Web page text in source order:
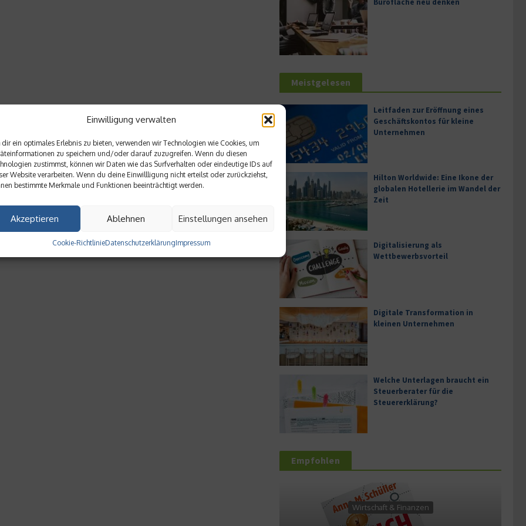
Einwilligung verwalten
dir ein optimales Erlebnis zu bieten, verwenden wir Technologien wie Cookies, um
zu speichern und/oder darauf zuzugreifen. Wenn du diesen
zustimmst, können wir Daten wie das Surfverhalten oder eindeutige IDs auf
Website verarbeiten. Wenn du deine Einwillligung nicht erteilst oder zurückziehst,
bestimmte Merkmale und Funktionen beeinträchtigt werden.
Akzeptieren Ablehnen Einstellungen ansehen
Cookie-RichtlinieDatenschutzerklärungImpressum
Bürofläche neu denken
Meistgelesen
Leitfaden zur Eröffnung eines
Geschäftskontos für kleine
Unternehmen
Hilton Worldwide: Eine Ikone der
globalen Hotellerie im Wandel der
Zeit
Digitalisierung als
Wettbewerbsvorteil
Digitale Transformation in
kleinen Unternehmen
Welche Unterlagen braucht ein
Steuerberater für die
Steuererklärung?
Empfohlen
Wirtschaft & Finanzen